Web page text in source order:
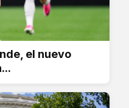
el nuevo